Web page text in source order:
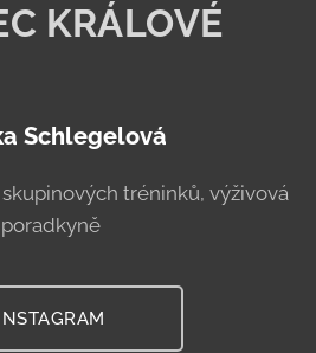
KRÁLOVÉ
Schlegelová
tréninků, výživová
poradkyně